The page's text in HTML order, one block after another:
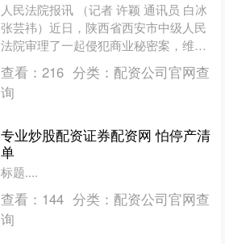
人民法院报讯 （记者 许颖 通讯员 白冰
张芸祎）近日，陕西省西安市中级人民
法院审理了一起侵犯商业秘密案，维持
了长安区人民法院作出的一审判决工程
配资，四被告应立....
查看： 216 分类： 配资公司官网查
询
专业炒股配资证券配资网 怕停产清
单
标题....
查看： 144 分类： 配资公司官网查
询